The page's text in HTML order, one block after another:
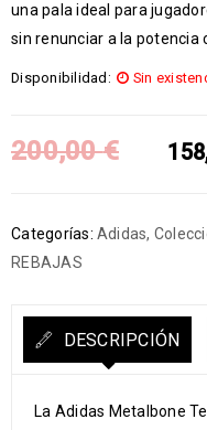
una pala ideal para
sin renunciar a la potencia
Disponibilidad: Sin
200,00€
Categorías: Adidas,
REBAJAS
DESCRIPCIÓN
La Adidas Metalbone